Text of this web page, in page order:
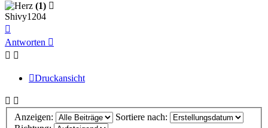
(1)
Shivy1204
oben
Antworten
Druckansicht
Anzeigen:
Sortiere nach: